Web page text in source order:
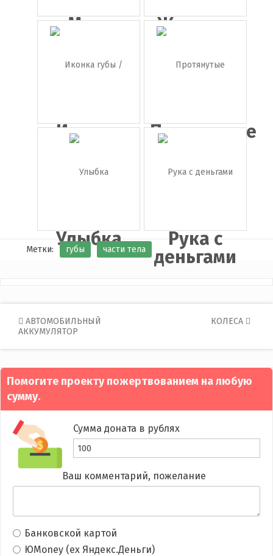
Мозг
Женская
Иконка
губы /
поц...
Протянутые
Улыбка
Рука с
деньгами
Метки: губы части тела
Post
navigation
АВТОМОБИЛЬНЫЙ
АККУМУЛЯТОР
КОЛЕСА
Помогите проекту пожертвованием на любую
сумму.
Сумма доната в рублях
Ваш комментарий, пожелание
Банковской картой
ЮMoney (ex Яндекс.Деньги)